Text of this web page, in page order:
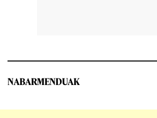
NABARMENDUAK